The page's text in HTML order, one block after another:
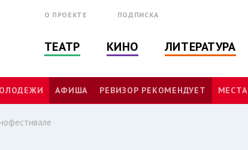
О ПРОЕКТЕ ПОДПИСКА
ТЕАТР КИНО ЛИТЕРАТУРА
АФИША РЕВИЗОР РЕКОМЕНДУЕТ МЕСТА